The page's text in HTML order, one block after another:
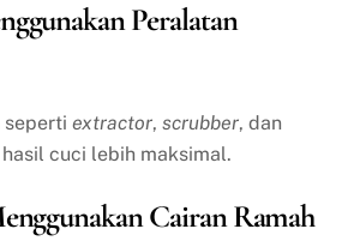
Peralatan
sepertiextractor,scrubber, dan
cuci lebih maksimal.
Cairan Ramah